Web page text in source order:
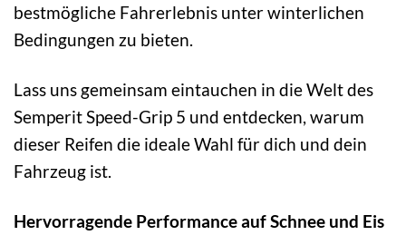
bestmögliche Fahrerlebnis unter winterlichen
Bedingungen zu bieten.
Lass uns gemeinsam eintauchen in die Welt des
Semperit Speed-Grip 5 und entdecken, warum
dieser Reifen die ideale Wahl für dich und dein
Fahrzeug ist.
Hervorragende Performance auf Schnee und Eis